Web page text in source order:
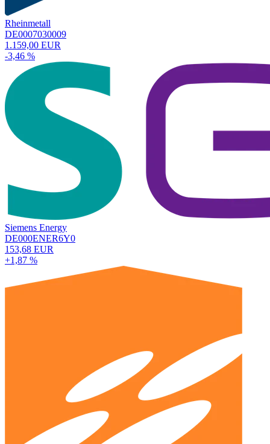
Rheinmetall
DE0007030009
1.159,00 EUR
-3,46 %
Siemens Energy
DE000ENER6Y0
153,68 EUR
+1,87 %